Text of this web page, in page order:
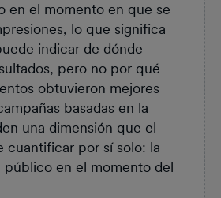
en el momento en que se
lo que significa
indicar de dónde
pero no por qué
obtuvieron mejores
basadas en la
una dimensión que el
por sí solo: la
público en el momento del